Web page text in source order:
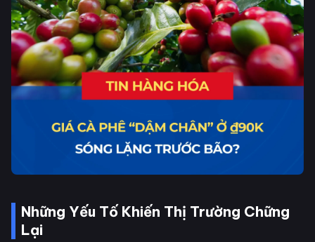
Những Yếu Tố Khiến Thị Trường Chững
Lại